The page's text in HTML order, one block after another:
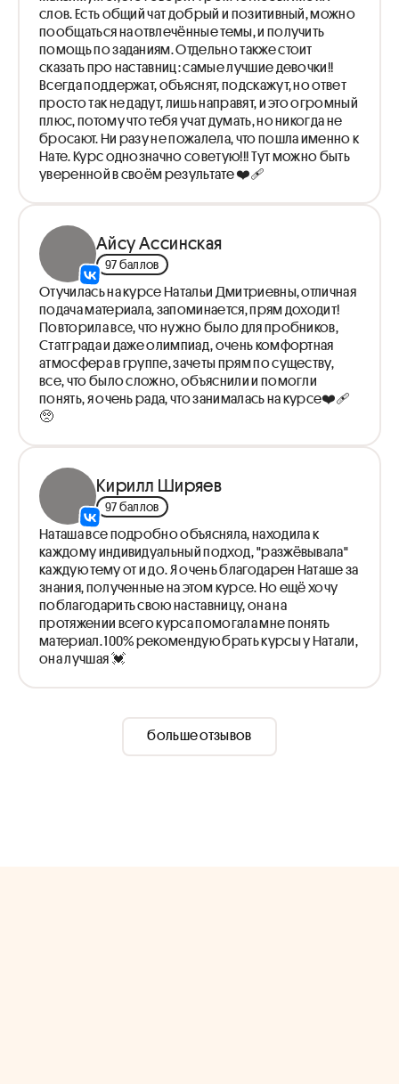
слов. Есть общий чат добрый и позитивный, можно
пообщаться на отвлечённые темы, и получить
помощь по заданиям. Отдельно также стоит
сказать про наставниц: самые лучшие девочки!!
Всегда поддержат, объяснят, подскажут, но ответ
просто так не дадут, лишь направят, и это огромный
плюс, потому что тебя учат думать, но никогда не
бросают. Ни разу не пожалела, что пошла именно к
Нате. Курс однозначно советую!!! Тут можно быть
уверенной в своём результате ❤️‍🩹
Айсу Ассинская
97 баллов
Отучилась на курсе Натальи Дмитриевны, отличная
подача материала, запоминается, прям доходит!
Повторила все, что нужно было для пробников,
Статграда и даже олимпиад, очень комфортная
атмосфера в группе, зачеты прям по существу,
все, что было сложно, объяснили и помогли
понять, я очень рада, что занималась на курсе❤️‍🩹
🥺
Кирилл Ширяев
97 баллов
Наташа все подробно объясняла, находила к
каждому индивидуальный подход, "разжёвывала"
каждую тему от и до. Я очень благодарен Наташе за
знания, полученные на этом курсе. Но ещё хочу
поблагодарить свою наставницу, она на
протяжении всего курса помогала мне понять
материал. 100% рекомендую брать курсы у Натали,
она лучшая 💓
больше отзывов